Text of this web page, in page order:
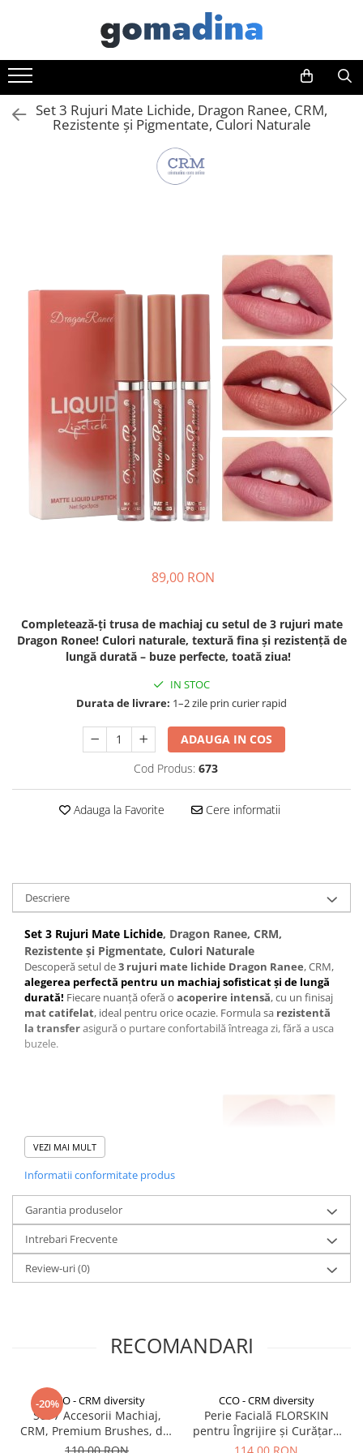
Toate Produsele
Gadgeturi smart
Trackere GPS
Inele smart
personala
Parfumuri cu feromoni
Produse albire si curatare dinti
Accesorii pentru cap si par
Accesorii vestimentare
TV, Audio-Video & Foto
PC, Periferice & Accesorii IT
Componente PC & Software
Baterii externe
Boxe portabile, cu bluetooth
Casti & Audio portabile
exterioare
Accesorii diverse
Confort auto
Curatare auto
Suporturi auto pentru telefon
Casa, Gradina & Bricolaj
Articole pentru Bucatarie & Servire
Petshop
Smart Home
Termometre de corp
Birotica & Papetarie
Accesorii finisare documente
Agende
Cutter - plottere
Ghilotine & Trimmere
Imprimante UV
Set 3 Rujuri Mate Lichide, Dragon Ranee, CRM,
Rezistente și Pigmentate, Culori Naturale
89,00 RON
Completează-ți trusa de machiaj cu setul de 3 rujuri mate
Dragon Ronee! Culori naturale, textură fina și rezistență de
lungă durată – buze perfecte, toată ziua!
IN STOC
Durata de livrare: 1–2 zile prin curier rapid
ADAUGA IN COS
Cod Produs: 673
Adauga la Favorite Cere informatii
Descriere
Set 3 Rujuri Mate Lichide, Dragon Ranee, CRM,
Rezistente și Pigmentate, Culori Naturale
Descoperă setul de3 rujuri mate lichide Dragon Ranee, CRM,
alegerea perfectă pentru un machiaj sofisticat și de lungă
durată! Fiecare nuanță oferă o acoperire intensă, cu un finisaj
mat catifelat, ideal pentru orice ocazie. Formula sa rezistentă
la transferasigură o purtare confortabilă întreaga zi, fără a usca
buzele.
✔Textură ușoară și confortabilă
✔ Culori naturale, versatile
✔Rezistență îndelungată, fără retușuri frecvente
Aplicare precisă, cu finisaj mat impecabil
VEZI MAI MULT
Informatii conformitate produs
Garantia produselor
Intrebari Frecvente
Review-uri(0)
RECOMANDARI
-20%CCO - CRM diversity
Set 7 Accesorii Machiaj,
CRM, Premium Brushes, din
Fibre Sintetice, cu Husă
CCO - CRM diversity
Perie Facială FLORSKIN
pentru Îngrijire și Curățare
- Îndepărtare Impurități și